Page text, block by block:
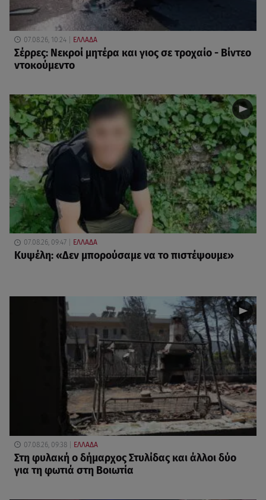
07.08.26, 10:24 ΕΛΛΑΔΑ
Σέρρες: Νεκροί μητέρα και γιος σε τροχαίο - Βίντεο
ντοκούμεντο
07.08.26, 09:47 ΕΛΛΑΔΑ
Κυψέλη: «Δεν μπορούσαμε να το πιστέψουμε»
07.08.26, 09:38 ΕΛΛΑΔΑ
Στη φυλακή ο δήμαρχος Στυλίδας και άλλοι δύο
για τη φωτιά στη Βοιωτία